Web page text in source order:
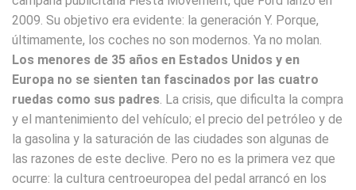
2009. Su objetivo era evidente: la generación Y. Porque,
últimamente, los coches no son modernos. Ya no molan.
Los menores de 35 años en Estados Unidos y en
Europa no se sienten tan fascinados por las cuatro
ruedas como sus padres. La crisis, que dificulta la compra
y el mantenimiento del vehículo; el precio del petróleo y de
la gasolina y la saturación de las ciudades son algunas de
las razones de este declive. Pero no es la primera vez que
ocurre: la cultura centroeuropea del pedal arrancó en los